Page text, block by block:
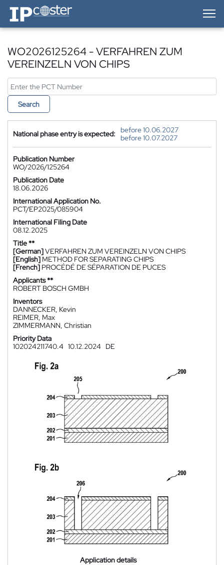
IP-Coster — Home
WO2026125264 - VERFAHREN ZUM
VEREINZELN VON CHIPS
Search
National phase entry is expected:
before 10.06.2027
before 10.07.2027
Publication Number
WO/2026/125264
Publication Date
18.06.2026
International Application No.
PCT/EP2025/085904
International Filing Date
08.12.2025
Title **
[German]VERFAHREN ZUM VEREINZELN VON CHIPS
[English] METHOD FOR SEPARATING CHIPS
[French] PROCÉDÉ DE SÉPARATION DE PUCES
Applicants **
ROBERT BOSCH GMBH
Inventors
DANNECKER, Kevin
REIMER, Max
ZIMMERMANN, Christian
Priority Data
102024211740.4 10.12.2024 DE
Application details